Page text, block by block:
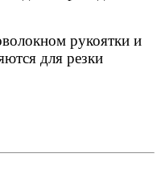
рукоятки и
для резки